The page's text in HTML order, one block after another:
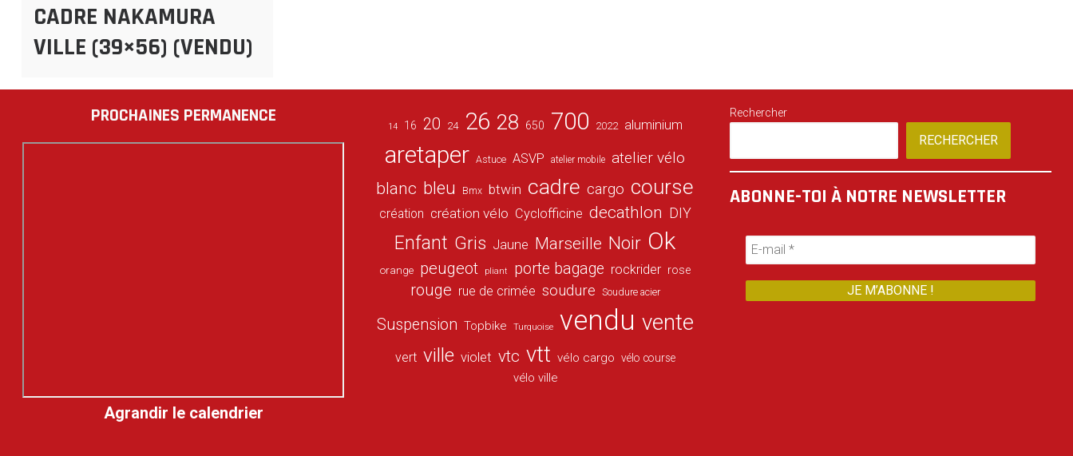
CADRE NAKAMURA
VILLE (39×56) (VENDU)
PROCHAINES PERMANENCE
Agrandir le calendrier
14 16 20 24 26 28 650 700 2022 aluminium
aretaper Astuce ASVP atelier mobile atelier vélo
blanc bleu Bmx btwin cadre cargo course
création création vélo Cyclofficine decathlon DIY
Enfant Gris Jaune Marseille Noir Ok
orange peugeot pliant porte bagage rockrider rose
rouge rue de crimée soudure Soudure acier
Suspension Topbike Turquoise vendu vente
vert ville violet vtc vtt vélo cargo vélo course
vélo ville
Rechercher
RECHERCHER
ABONNE-TOI À NOTRE NEWSLETTER